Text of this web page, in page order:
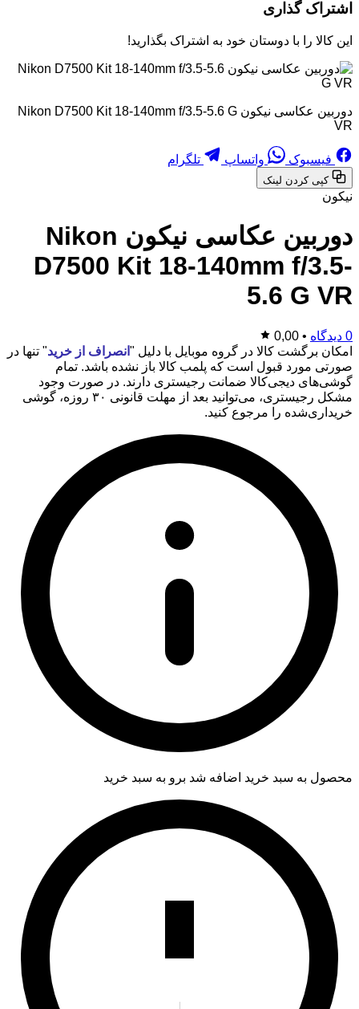
اشتراک گذاری
این کالا را با دوستان خود به اشتراک بگذارید!
دوربین عکاسی نیکون Nikon D7500 Kit 18-140mm f/3.5-5.6 G
VR
فیسبوک واتساپ تلگرام
کپی کردن لینک
نیکون
دوربین عکاسی نیکون Nikon
D7500 Kit 18-140mm f/3.5-
5.6 G VR
0 دیدگاه •
0,00
امکان برگشت کالا در گروه موبایل با دلیل " انصراف از خرید" تنها در
صورتی مورد قبول است که پلمب کالا باز نشده باشد. تمام
گوشی‌های دیجی‌کالا ضمانت رجیستری دارند. در صورت وجود
مشکل رجیستری، می‌توانید بعد از مهلت قانونی ۳۰ روزه، گوشی
خریداری‌شده را مرجوع کنید.
محصول به سبد خرید اضافه شد برو به سبد خرید